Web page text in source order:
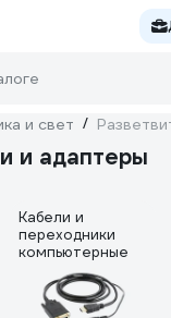
и свет /
и адаптеры
Кабели и
переходники
компьютерные